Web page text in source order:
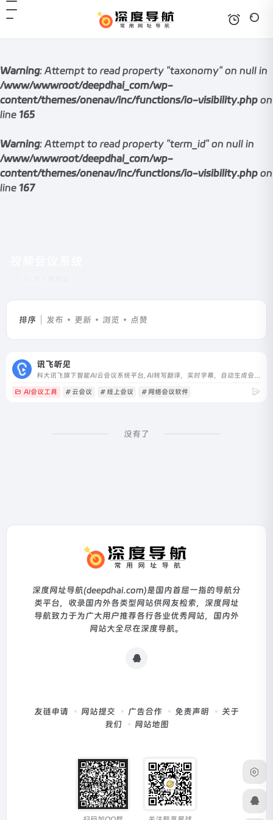
Warning: Attempt to read property "taxonomy" on null in
/www/wwwroot/deepdhai_com/wp-
content/themes/onenav/inc/functions/io-visibility.php on
line 165
Warning: Attempt to read property "term_id" on null in
/www/wwwroot/deepdhai_com/wp-
content/themes/onenav/inc/functions/io-visibility.php on
line 167
排序 发布 更新 浏览 点赞
讯飞听见
科大讯飞旗下智能AI云会议系统平台, AI转写翻译，实时字幕，自动生成会议记录
AI会议工具 # 云会议 # 线上会议 # 网络会议软件
没有了
深度网址导航(deepdhai.com)是国内首屈一指的导航分
类平台，收录国内外各类型网站供网友检索，深度网址
导航致力于为广大用户推荐各行各业优秀网站，国内外
网站大全尽在深度导航。
友链申请 网站提交 广告合作 免责声明
关于
我们
网站地图